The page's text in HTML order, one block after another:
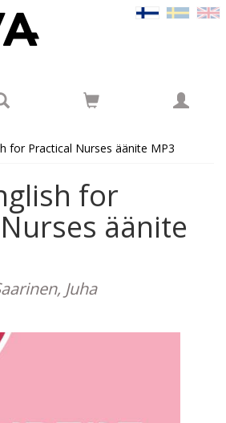
for Practical Nurses äänite MP3
for
äänite
Juha